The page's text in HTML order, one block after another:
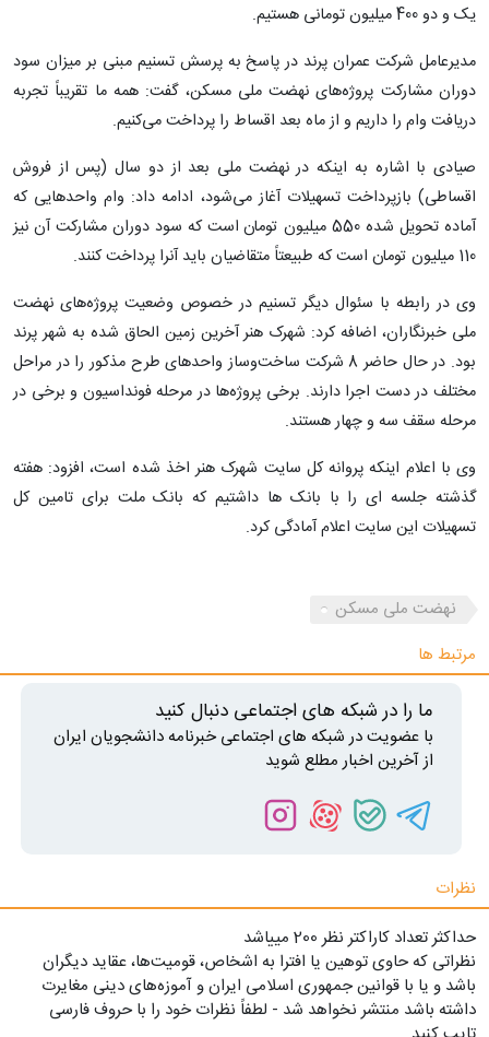
یک و دو 400 میلیون تومانی هستیم.
مدیرعامل شرکت عمران پرند در پاسخ به پرسش تسنیم مبنی بر میزان سود
دوران مشارکت پروژه‌های نهضت ملی مسکن، گفت: همه ما تقریباً تجربه
دریافت وام را داریم و از ماه بعد اقساط را پرداخت می‌کنیم.
صیادی با اشاره به اینکه در نهضت ملی بعد از دو سال (پس از فروش
اقساطی) بازپرداخت تسهیلات آغاز می‌شود، ادامه داد: وام واحدهایی که
آماده تحویل شده 550 میلیون تومان است که سود دوران مشارکت آن نیز
110 میلیون تومان است که طبیعتاً متقاضیان باید آنرا پرداخت کنند.
وی در رابطه با سئوال دیگر تسنیم در خصوص وضعیت پروژه‌های نهضت
ملی خبرنگاران، اضافه کرد: شهرک هنر آخرین زمین الحاق شده به شهر پرند
بود. در حال حاضر 8 شرکت ساخت‌وساز واحد‌های طرح مذکور را در مراحل
مختلف در دست اجرا دارند. برخی پروژه‌ها در مرحله فونداسیون و برخی در
مرحله سقف سه و چهار هستند.
وی با اعلام اینکه پروانه کل سایت شهرک هنر اخذ شده است، افزود: هفته
گذشته جلسه ای را با بانک ها داشتیم که بانک ملت برای تامین کل
تسهیلات این سایت اعلام آمادگی کرد.
نهضت ملی مسکن
مرتبط ها
ما را در شبکه های اجتماعی دنبال کنید
با عضویت در شبکه های اجتماعی خبرنامه دانشجویان ایران
از آخرین اخبار مطلع شوید
نظرات
حداکثر تعداد کاراکتر نظر 200 ميياشد
نظراتی که حاوی توهین یا افترا به اشخاص، قومیت‌ها، عقاید دیگران
باشد و یا با قوانین جمهوری اسلامی ایران و آموزه‌های دینی مغایرت
داشته باشد منتشر نخواهد شد - لطفاً نظرات خود را با حروف فارسی